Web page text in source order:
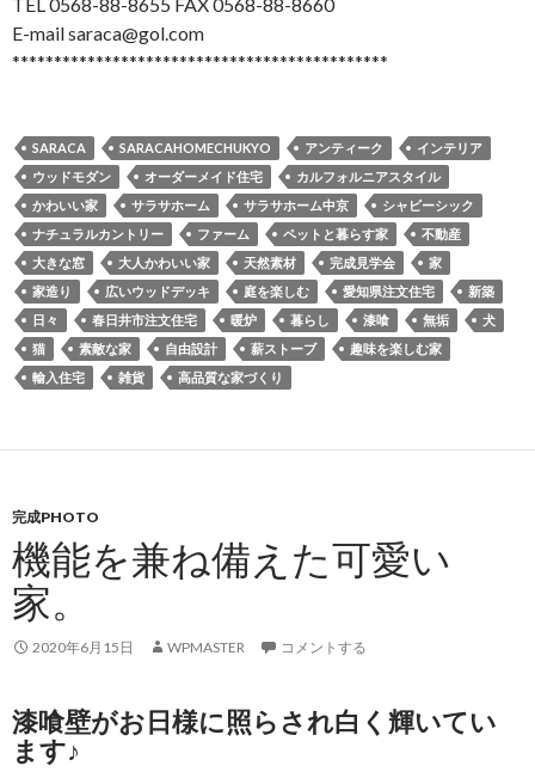
E-mail saraca@gol.com
*********************************************
SARACA SARACAHOMECHUKYO アンティーク
インテリア
ウッドモダン
オーダーメイド住宅
カルフォルニアスタイル
かわいい家
サラサホーム サラサホーム中京
シャビーシック
ナチュラルカントリー
ファーム ペットと暮らす家
不動産
大きな窓
大人かわいい家 天然素材 完成見学会
家
家造り
広いウッドデッキ 庭を楽しむ 愛知県注文住宅
新築
日々
春日井市注文住宅 暖炉 暮らし 漆喰 無垢
犬
猫
素敵な家 自由設計 薪ストーブ
趣味を楽しむ家
輸入住宅
雑貨 高品質な家づくり
完成PHOTO
機能を兼ね備えた可愛い
家。
2020年6月15日 WPMASTER コメントする
漆喰壁がお日様に照らされ白く輝いてい
ます♪